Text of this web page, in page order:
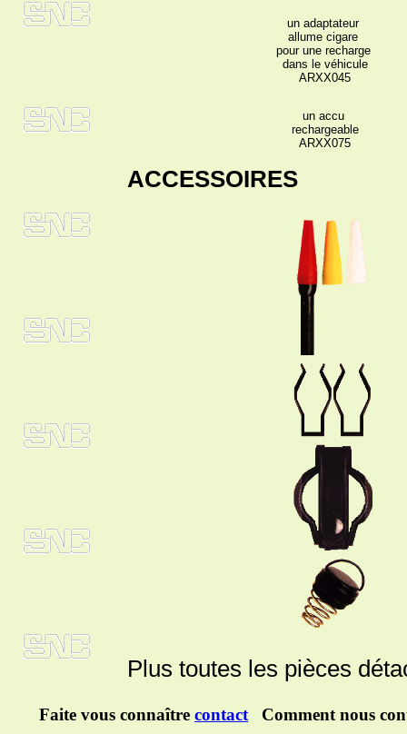
un adaptateur
allume cigare
pour une recharge
dans le véhicule
ARXX045
un accu
rechargeable
ARXX075
ACCESSOIRES
Plus toutes les pièces
Faite vous connaître contact Comment nous